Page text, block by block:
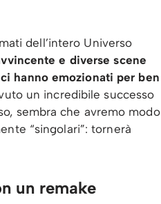
dell’intero Universo
e diverse scene
hanno emozionati per ben
un incredibile successo
sembra che avremo modo
“singolari”: tornerà
un remake